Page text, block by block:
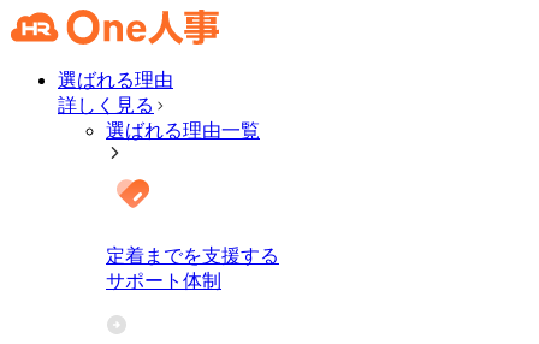
選ばれる理由
詳しく見る
選ばれる理由一覧
定着までを支援する
サポート体制